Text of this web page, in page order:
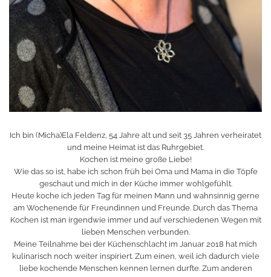
Ich bin (Micha)Ela Feldenz, 54 Jahre alt und seit 35 Jahren verheiratet
und meine Heimat ist das Ruhrgebiet.
Kochen ist meine große Liebe!
Wie das so ist, habe ich schon früh bei Oma und Mama in die Töpfe
geschaut und mich in der Küche immer wohlgefühlt.
Heute koche ich jeden Tag für meinen Mann und wahnsinnig gerne
am Wochenende für Freundinnen und Freunde. Durch das Thema
Kochen ist man irgendwie immer und auf verschiedenen Wegen mit
lieben Menschen verbunden.
Meine Teilnahme bei der Küchenschlacht im Januar 2018 hat mich
kulinarisch noch weiter inspiriert. Zum einen, weil ich dadurch viele
liebe kochende Menschen kennen lernen durfte. Zum anderen